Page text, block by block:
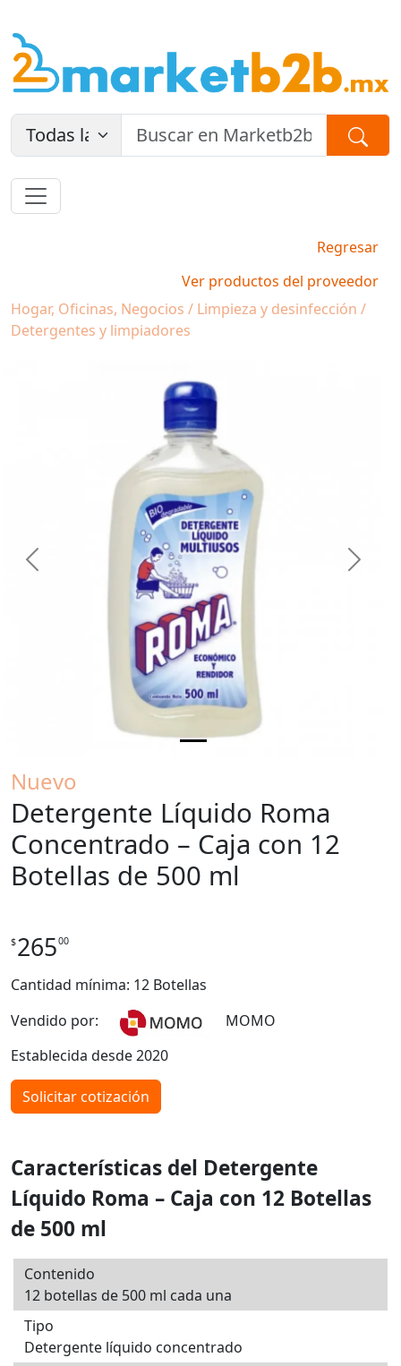
Regresar
Ver productos del proveedor
Hogar, Oficinas, Negocios / Limpieza y desinfección /
Detergentes y limpiadores
Previous Next
Nuevo
Detergente Líquido Roma
Concentrado – Caja con 12
Botellas de 500 ml
$26500
Cantidad mínima: 12 Botellas
Vendido por:
MOMO
Establecida desde 2020
Solicitar cotización
Características del Detergente
Líquido Roma – Caja con 12 Botellas
de 500 ml
Contenido
12 botellas de 500 ml cada una
Tipo
Detergente líquido concentrado